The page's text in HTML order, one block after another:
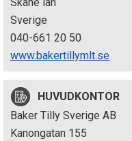
i
o
n
e
n
Sverige
040-661 20 50
www.bakertillymlt.se
HUVUDKONTOR
Baker Tilly Sverige AB
Kanongatan 155